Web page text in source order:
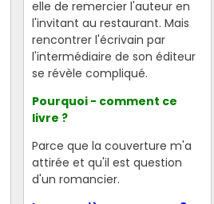
elle de remercier l'auteur en
l'invitant au restaurant. Mais
rencontrer l'écrivain par
l'intermédiaire de son éditeur
se révèle compliqué.
Pourquoi - comment ce
livre ?
Parce que la couverture m'a
attirée et qu'il est question
d'un romancier.